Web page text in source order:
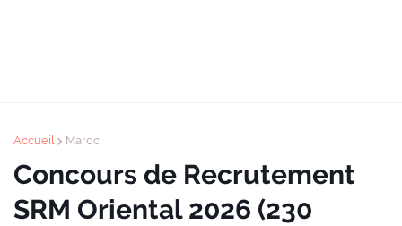
Accueil Maroc
Concours de Recrutement
SRM Oriental 2026 (230